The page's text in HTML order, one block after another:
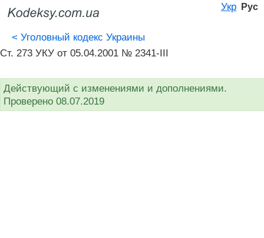
Укр Рус
< Уголовный кодекс Украины
Ст. 273 УКУ от 05.04.2001 № 2341-III
Действующий с изменениями и дополнениями.
Проверено 08.07.2019